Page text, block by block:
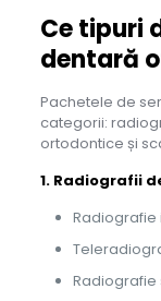
Ce tipuri
dentară
Pachetele de
categorii:
ortodontice și
1. Radiografii
Radiografie
Radiografie